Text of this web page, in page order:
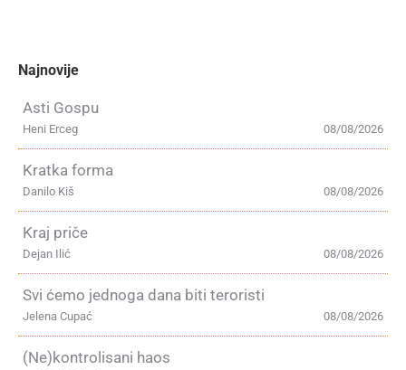
Najnovije
Asti Gospu
08/08/2026
Heni Erceg
Kratka forma
08/08/2026
Danilo Kiš
Kraj priče
08/08/2026
Dejan Ilić
Svi ćemo jednoga dana biti teroristi
08/08/2026
Jelena Cupać
(Ne)kontrolisani haos